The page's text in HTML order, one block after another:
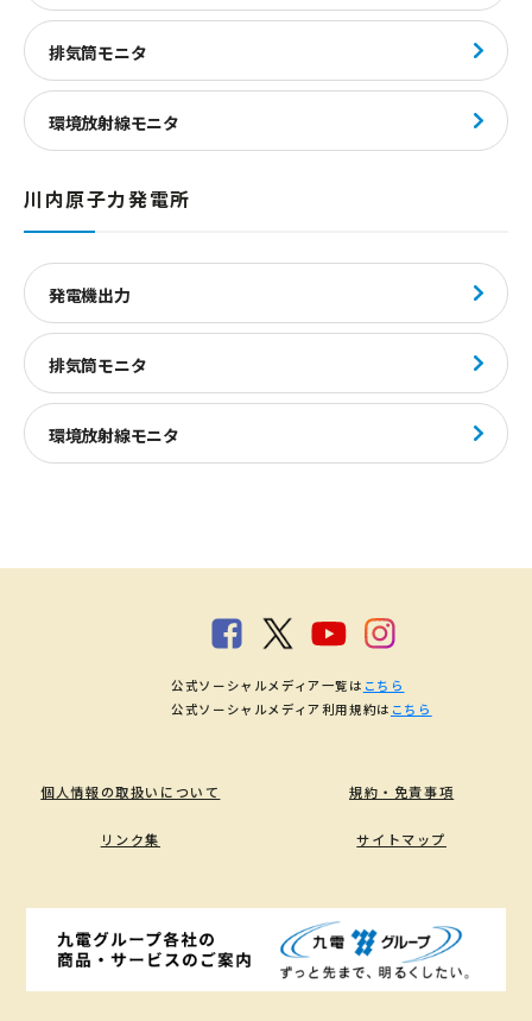
排気筒モニタ
環境放射線モニタ
川内原子力発電所
発電機出力
排気筒モニタ
環境放射線モニタ
個人情報の取扱いについて 規約・免責事項
リンク集 サイトマップ
公式ソーシャルメディア一覧は こちら
公式ソーシャルメディア利用規約は こちら